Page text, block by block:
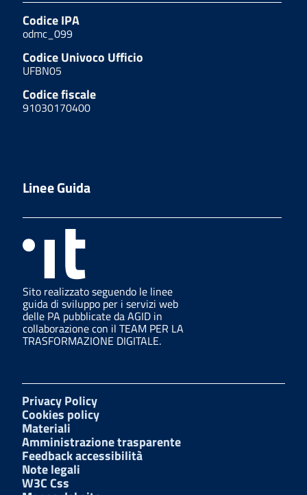
Codice IPA
odmc_099
Codice Univoco Ufficio
UFBN05
Codice fiscale
91030170400
Linee Guida
Sito realizzato seguendo le linee
guida di sviluppo per i servizi web
delle PA pubblicate da AGID in
collaborazione con il TEAM PER LA
TRASFORMAZIONE DIGITALE.
Privacy Policy
Cookies policy
Materiali
Amministrazione trasparente
Feedback accessibilità
Note legali
W3C Css